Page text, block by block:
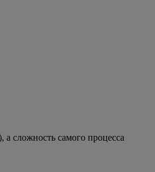
сложность самого процесса